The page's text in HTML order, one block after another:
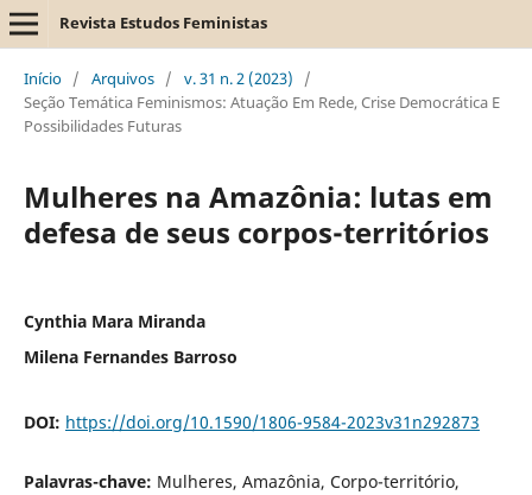
Revista Estudos Feministas
Início / Arquivos / v. 31 n. 2 (2023)
/
Seção Temática Feminismos: Atuação Em Rede, Crise Democrática E
Possibilidades Futuras
Mulheres na Amazônia: lutas em
defesa de seus corpos-territórios
Cynthia Mara Miranda
Milena Fernandes Barroso
DOI: https://doi.org/10.1590/1806-9584-2023v31n292873
Palavras-chave: Mulheres, Amazônia, Corpo-território,